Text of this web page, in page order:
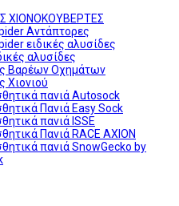
ΧΙΟΝΟΚΟΥΒΕΡΤΕΣ
Αντάπτορες
ειδικές αλυσίδες
αλυσίδες
Βαρέων Οχημάτων
Χιονιού
πανιά Autosock
Πανιά Easy Sock
πανιά ISSE
Πανιά RACE AXION
πανιά SnowGecko by